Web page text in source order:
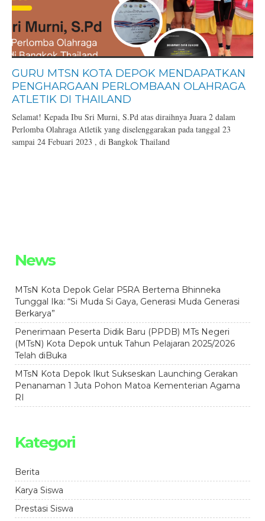
GURU MTSN KOTA DEPOK MENDAPATKAN
PENGHARGAAN PERLOMBAAN OLAHRAGA
ATLETIK DI THAILAND
Selamat! Kepada Ibu Sri Murni, S.Pd atas diraihnya Juara 2 dalam
Perlomba Olahraga Atletik yang diselenggarakan pada tanggal 23
sampai 24 Febuari 2023 , di Bangkok Thailand
News
MTsN Kota Depok Gelar P5RA Bertema Bhinneka
Tunggal Ika: “Si Muda Si Gaya, Generasi Muda Generasi
Berkarya”
Penerimaan Peserta Didik Baru (PPDB) MTs Negeri
(MTsN) Kota Depok untuk Tahun Pelajaran 2025/2026
Telah diBuka
MTsN Kota Depok Ikut Sukseskan Launching Gerakan
Penanaman 1 Juta Pohon Matoa Kementerian Agama
RI
Kategori
Berita
Karya Siswa
Prestasi Siswa